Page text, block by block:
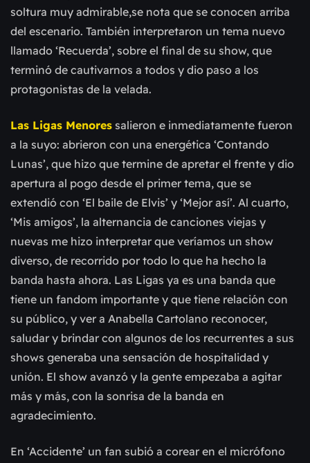
soltura muy admirable,se nota que se conocen arriba
del escenario. También interpretaron un tema nuevo
llamado ‘Recuerda’, sobre el final de su show, que
terminó de cautivarnos a todos y dio paso a los
protagonistas de la velada.
Las Ligas Menores salieron e inmediatamente fueron
a la suyo: abrieron con una energética ‘Contando
Lunas’, que hizo que termine de apretar el frente y dio
apertura al pogo desde el primer tema, que se
extendió con ‘El baile de Elvis’ y ‘Mejor así’. Al cuarto,
‘Mis amigos’, la alternancia de canciones viejas y
nuevas me hizo interpretar que veríamos un show
diverso, de recorrido por todo lo que ha hecho la
banda hasta ahora. Las Ligas ya es una banda que
tiene un fandom importante y que tiene relación con
su público, y ver a Anabella Cartolano reconocer,
saludar y brindar con algunos de los recurrentes a sus
shows generaba una sensación de hospitalidad y
unión. El show avanzó y la gente empezaba a agitar
más y más, con la sonrisa de la banda en
agradecimiento.
En ‘Accidente’ un fan subió a corear en el micrófono